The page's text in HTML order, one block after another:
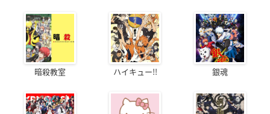
暗殺教室 ハイキュー!! 銀魂